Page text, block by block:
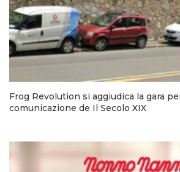
Frog Revolution si aggiudica la gara
comunicazione de Il Secolo XIX